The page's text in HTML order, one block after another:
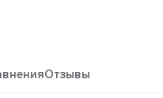
Отзывы